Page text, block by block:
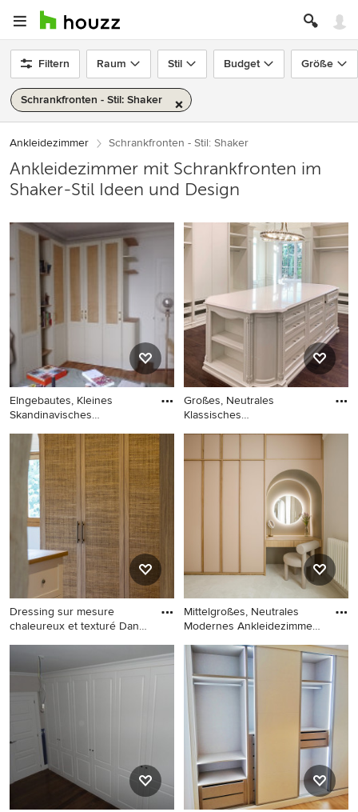
Filtern Raum Stil Budget Größe
Schrankfronten - Stil: Shaker
Ankleidezimmer Schrankfronten - Stil: Shaker
Ankleidezimmer mit Schrankfronten im
Shaker-Stil Ideen und Design
EIngebautes, Kleines
Skandinavisches
EIngebautes, Kleines
Skandinavisches
Ankleidezimmer mit
Schrankfronten im Shaker-
Stil, beigen Schränken,
braunem Holzboden, beigem
Boden und eingelassener
Decke in Paris
Großes, Neutrales
Klassisches
Großes, Neutrales
Klassisches Ankleidezimmer
mit Einbauschrank,
Schrankfronten im Shaker-
Stil, weißen Schränken,
dunklem Holzboden und
braunem Boden in New York
Dressing sur mesure
chaleureux et texturé Dans
Großes, Neutrales
Klassisches Ankleidezimmer
mit Ankleidebereich,
Schrankfronten im Shaker-
Stil, hellen Holzschränken
und hellem Holzboden in
Mittelgroßes, Neutrales
Modernes Ankleidezimmer
Mittelgroßes, Neutrales
Modernes Ankleidezimmer
mit Ankleidebereich,
Stil, hellbraunen
Holzschränken,
Teppichboden und beigem
Boden in Paris